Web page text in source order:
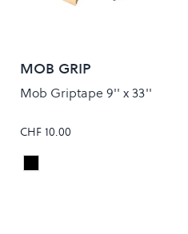
MOB GRIP
Mob Griptape 9'' x 33''
CHF 10.00
Colour
Black